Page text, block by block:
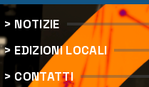
> NOTIZIE
> EDIZIONI LOCALI
> CONTATTI